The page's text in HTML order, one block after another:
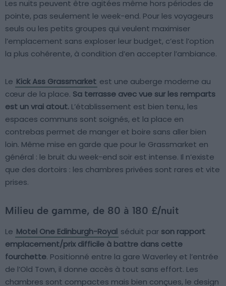
Les nuits peuvent être agitées même hors périodes de
pointe, pas seulement le week-end. Pour les voyageurs
seuls ou les petits groupes qui veulent maximiser
l’emplacement sans exploser leur budget, c’est l’option
la plus cohérente, à condition d’en accepter l’ambiance.
Le Kick Ass Grassmarket est une auberge moderne au
cœur de la place. Sa terrasse avec vue sur les remparts
est un vrai atout. L’établissement est bien tenu, les
espaces communs sont soignés, et la place en
contrebas permet de manger et boire sans aller bien
loin. Même mise en garde que pour le Grassmarket en
général : le bruit du week-end soir est intense. Il n’existe
que des dortoirs : les chambres privées sont rares et vite
prises.
Milieu de gamme, de 80 à 180 £/nuit
Le Motel One Edinburgh-Royal séduit par son rapport
emplacement/prix difficile à battre dans cette
fourchette. Positionné entre la gare Waverley et l’entrée
de l’Old Town, il donne accès à tout sans effort. Les
chambres sont compactes mais bien conçues, le design